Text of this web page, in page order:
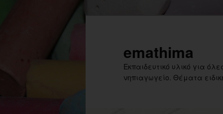
emathima
Εκπαιδευτικό υλικό για
νηπιαγωγείο. Θέματα